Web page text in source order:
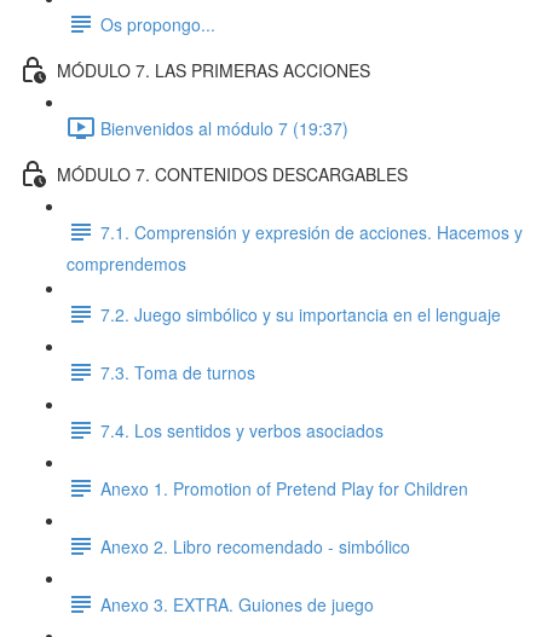
Os propongo...
MÓDULO 7. LAS PRIMERAS ACCIONES
Bienvenidos al módulo 7 (19:37)
MÓDULO 7. CONTENIDOS DESCARGABLES
7.1. Comprensión y expresión de acciones. Hacemos y
comprendemos
7.2. Juego simbólico y su importancia en el lenguaje
7.3. Toma de turnos
7.4. Los sentidos y verbos asociados
Anexo 1. Promotion of Pretend Play for Children
Anexo 2. Libro recomendado - simbólico
Anexo 3. EXTRA. Guiones de juego